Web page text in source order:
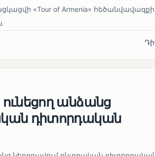
«Tour of Armenia» հեծանվավազքի
անձանց
դիտորդական